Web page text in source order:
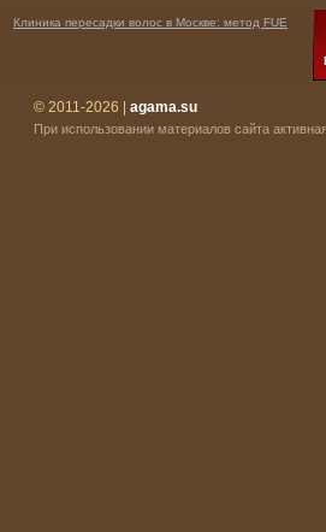
Клиника пересадки волос в Москве: метод FUE
© 2011-2026 | agama.su
При использовании материалов сайта